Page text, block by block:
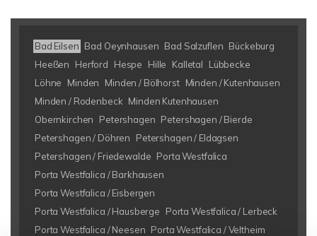
Bad Eilsen Bad Oeynhausen Bad Salzuflen Bückeburg
Heeßen
Herford Hespe Hille Kalletal
Lübbecke
Löhne
Minden Minden / Bölhorst Minden / Kutenhausen
Minden / Rodenbeck Minden Kutenhausen
Obernkirchen
Petershagen Petershagen / Bierde
Petershagen / Döhren
Petershagen / Eldagsen
Petershagen / Friedewalde Porta Westfalica
Porta Westfalica / Barkhausen
Porta Westfalica / Eisbergen
Porta Westfalica / Hausberge
Porta Westfalica / Lerbeck
Porta Westfalica / Neesen Porta Westfalica / Veltheim